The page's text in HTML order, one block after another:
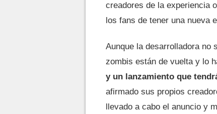
creadores de la experiencia
los fans de tener una nueva
Aunque la desarrolladora no
zombis están de vuelta y lo
y un lanzamiento que
afirmado sus propios
llevado a cabo el anuncio y